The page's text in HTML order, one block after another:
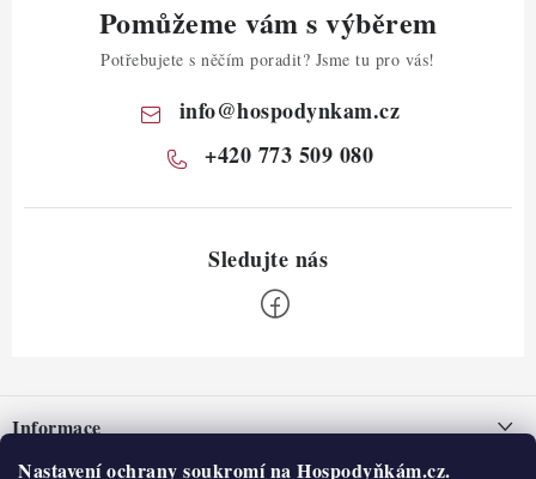
Nastavení ochrany soukromí na Hospodyňkám.cz.
Pomůžeme vám s výběrem
Potřebujete s něčím poradit? Jsme tu pro vás!
info@hospodynkam.cz
+420 773 509 080
pInformace
Nepřevzetí zásilky na dobírku